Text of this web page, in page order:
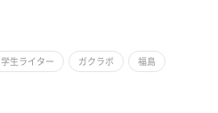
学生ライター ガクラボ 福島